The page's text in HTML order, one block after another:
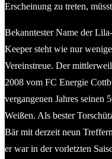
Erscheinung zu treten,
Bekanntester Name der
Keeper steht wie nur
Vereinstreue. Der
2008 vom FC Energie
vergangenen Jahres
Weißen. Als bester
Bär mit derzeit neun
er war in der vorletzten